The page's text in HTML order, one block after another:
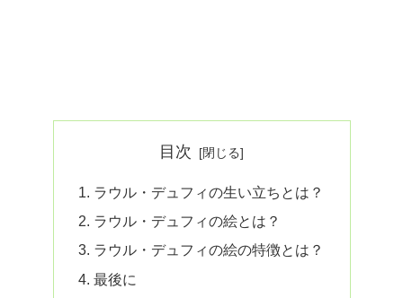
目次
ラウル・デュフィの生い立ちとは？
ラウル・デュフィの絵とは？
ラウル・デュフィの絵の特徴とは？
最後に